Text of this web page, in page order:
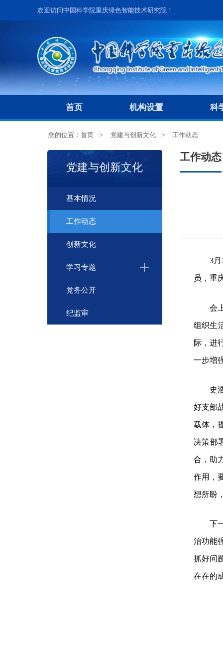
欢迎访问中国科学院重庆绿色智能技术研究院！
首页 机构设置 科
您的位置：首页 党建与创新文化 工作动态
党建与创新文化
基本情况
工作动态
创新文化
学习专题
党务公开
纪监审
工作动态
3月
员， 重
会
组织生
际，进
一步增
史
好支部
载体，
决策部
合，助
作用，
想所盼
下
治功能
抓好问
在在的